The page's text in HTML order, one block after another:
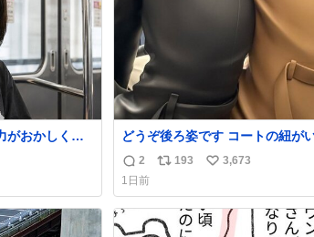
がおかしくな
どうぞ後ろ姿です コートの紐が
して腰が細い
返
信
数
2
リ
ス
ト
193
い
ね
数
3,673
1日前